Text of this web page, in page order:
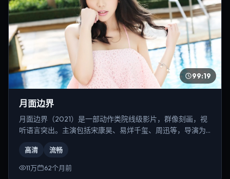
99:19
月面边界
月面边界（2021）是一部动作类院线级影片，群像刻画，视
听语言突出。主演包括宋康昊、易烊千玺、周迅等，导演为
高清 流畅
11万 62个月前